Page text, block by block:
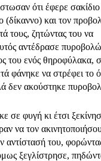
ότι έφερε
(δίκαννο) και τον
τους, ζητώντας του να
αντέδρασε
του ενός θηροφύλακα,
φάνηκε να στρέφει το
δεν ακούστηκε
σε φυγή κι έτσι
να τον
αντίστασή του,
ξεγλίστρησε,